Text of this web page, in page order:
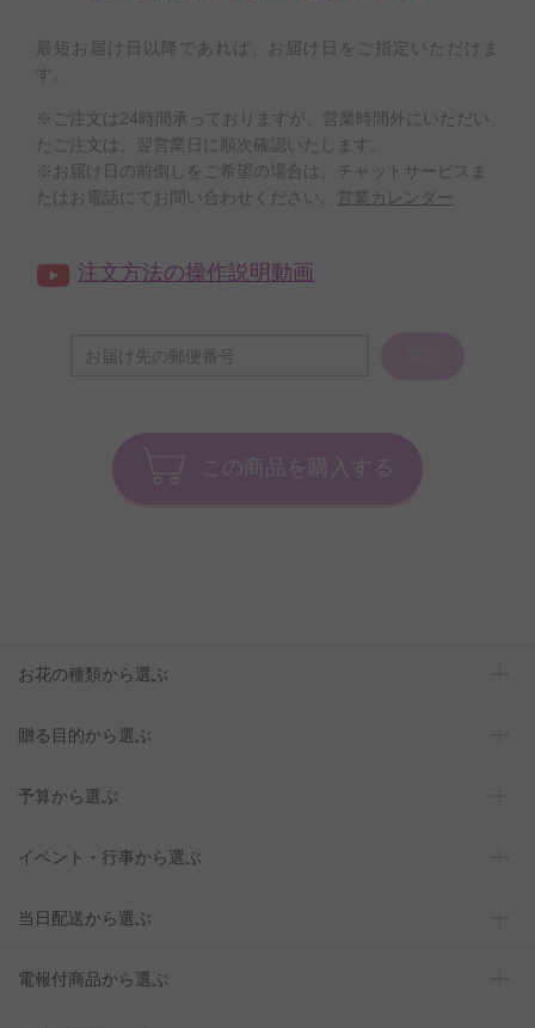
最短お届け日以降であれば、お届け日をご指定いただけま
す。
※ご注文は24時間承っておりますが、営業時間外にいただい
たご注文は、翌営業日に順次確認いたします。
※お届け日の前倒しをご希望の場合は、チャットサービスま
たはお電話にてお問い合わせください。
営業カレンダー
注文方法の操作説明動画
この商品を購入する
お花の種類から選ぶ
贈る目的から選ぶ
予算から選ぶ
イベント・行事から選ぶ
当日配送から選ぶ
電報付商品から選ぶ